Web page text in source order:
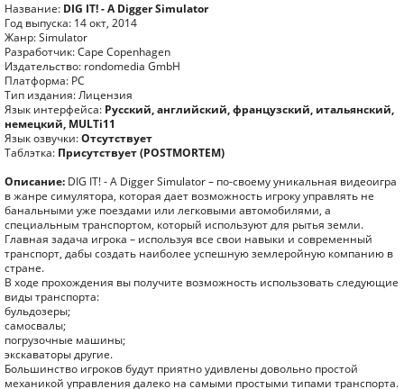
Название: DIG IT! - A Digger Simulator
Год выпуска: 14 окт, 2014
Жанр: Simulator
Разработчик: Cape Copenhagen
Издательство: rondomedia GmbH
Платформа: РС
Тип издания: Лицензия
Язык интерфейса: Русский, английский, французский, итальянский,
немецкий, MULTi11
Язык озвучки:Отсутствует
Таблэтка: Присутствует (POSTMORTEM)
Описание: DIG IT! - A Digger Simulator – по-своему уникальная видеоигра
в жанре симулятора, которая дает возможность игроку управлять не
банальными уже поездами или легковыми автомобилями, а
специальным транспортом, который используют для рытья земли.
Главная задача игрока – используя все свои навыки и современный
транспорт, дабы создать наиболее успешную землеройную компанию в
стране.
В ходе прохождения вы получите возможность использовать следующие
виды транспорта:
бульдозеры;
самосвалы;
погрузочные машины;
экскаваторы другие.
Большинство игроков будут приятно удивлены довольно простой
механикой управления далеко на самыми простыми типами транспорта.